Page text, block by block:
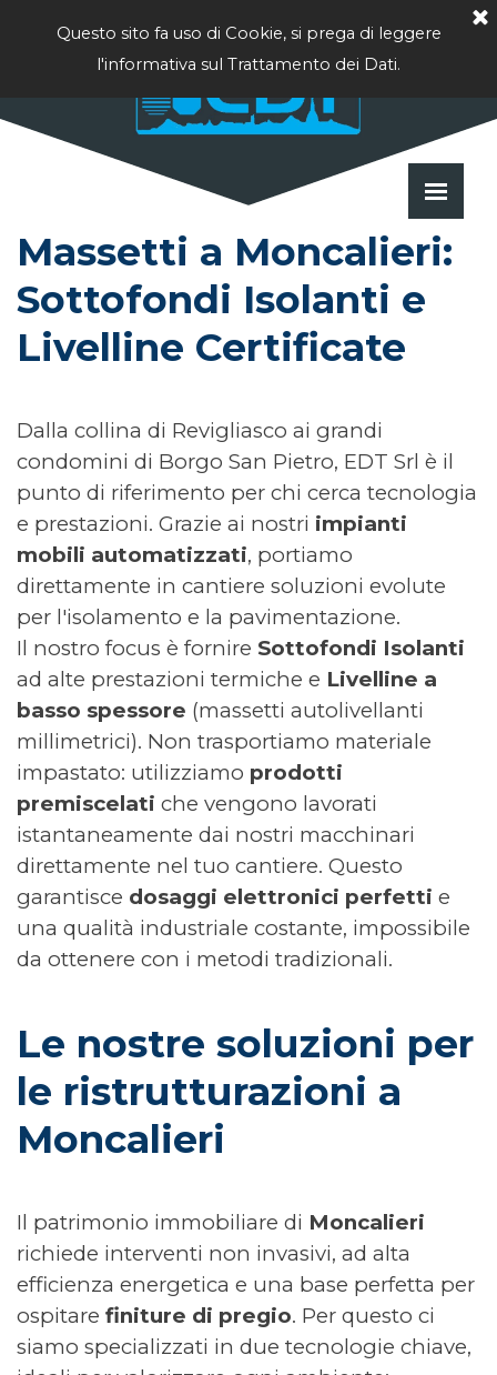
Questo sito fa uso di Cookie, si prega di leggere
l'informativa sul Trattamento dei Dati.
Massetti a Moncalieri:
Sottofondi Isolanti e
Livelline Certificate
Dalla collina di Revigliasco ai grandi
condomini di Borgo San Pietro, EDT Srl è il
punto di riferimento per chi cerca tecnologia
e prestazioni. Grazie ai nostri impianti
mobili automatizzati, portiamo
direttamente in cantiere soluzioni evolute
per l'isolamento e la pavimentazione.
Il nostro focus è fornire Sottofondi Isolanti
ad alte prestazioni termiche e Livelline a
basso spessore (massetti autolivellanti
millimetrici). Non trasportiamo materiale
impastato: utilizziamo prodotti
premiscelati che vengono lavorati
istantaneamente dai nostri macchinari
direttamente nel tuo cantiere. Questo
garantisce dosaggi elettronici perfetti e
una qualità industriale costante, impossibile
da ottenere con i metodi tradizionali.
Le nostre soluzioni per
le ristrutturazioni a
Moncalieri
Il patrimonio immobiliare di Moncalieri
richiede interventi non invasivi, ad alta
efficienza energetica e una base perfetta per
ospitare finiture di pregio. Per questo ci
siamo specializzati in due tecnologie chiave,